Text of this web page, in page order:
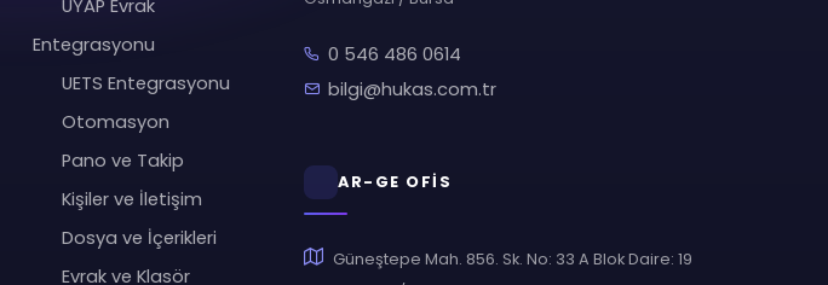
UYAP Evrak
Entegrasyonu
UETS Entegrasyonu
Otomasyon
Pano ve Takip
Kişiler ve İletişim
Dosya ve İçerikleri
Evrak ve Klasör
0 546 486 0614
bilgi@hukas.com.tr
AR-GE OFİS
Güneştepe Mah. 856. Sk. No: 33 A Blok Daire: 19